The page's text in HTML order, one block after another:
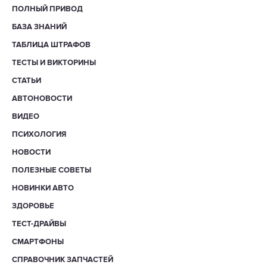
ПОЛНЫЙ ПРИВОД
БАЗА ЗНАНИЙ
ТАБЛИЦА ШТРАФОВ
ТЕСТЫ И ВИКТОРИНЫ
СТАТЬИ
АВТОНОВОСТИ
ВИДЕО
ПСИХОЛОГИЯ
НОВОСТИ
ПОЛЕЗНЫЕ СОВЕТЫ
НОВИНКИ АВТО
ЗДОРОВЬЕ
ТЕСТ-ДРАЙВЫ
СМАРТФОНЫ
СПРАВОЧНИК ЗАПЧАСТЕЙ